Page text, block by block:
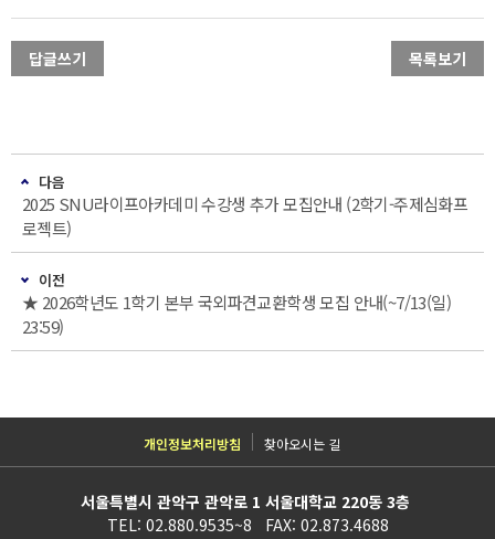
답글쓰기 목록보기
다음
2025 SNU라이프아카데미 수강생 추가 모집안내 (2학기-주제심화프
로젝트)
이전
★ 2026학년도 1학기 본부 국외파견교환학생 모집 안내(~7/13(일)
23:59)
개인정보처리방침 찾아오시는 길
서울특별시 관악구 관악로 1 서울대학교 220동 3층
TEL: 02.880.9535~8 FAX: 02.873.4688